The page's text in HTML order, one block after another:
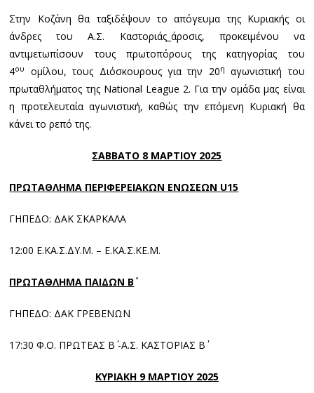
Στην Κοζάνη θα ταξιδέψουν το απόγευμα της Κυριακής οι
άνδρες του Α.Σ. Καστοριάς_άροσις, προκειμένου να
αντιμετωπίσουν τους πρωτοπόρους της κατηγορίας του
4ου ομίλου, τους Διόσκουρους για την 20η
αγωνιστική του
πρωταθλήματος της National League 2. Για την ομάδα μας είναι
η προτελευταία αγωνιστική, καθώς την επόμενη Κυριακή θα
κάνει το ρεπό της.
ΣΑΒΒΑΤΟ 8 ΜΑΡΤΙΟΥ 2025
ΠΡΩΤΑΘΛΗΜΑ ΠΕΡΙΦΕΡΕΙΑΚΩΝ ΕΝΩΣΕΩΝ U15
ΓΗΠΕΔΟ: ΔΑΚ ΣΚΑΡΚΑΛΑ
12:00 Ε.ΚΑ.Σ.ΔΥ.Μ. – Ε.ΚΑ.Σ.ΚΕ.Μ.
ΠΡΩΤΑΘΛΗΜΑ ΠΑΙΔΩΝ Β΄
ΓΗΠΕΔΟ: ΔΑΚ ΓΡΕΒΕΝΩΝ
17:30 Φ.Ο. ΠΡΩΤΕΑΣ Β΄ -Α.Σ. ΚΑΣΤΟΡΙΑΣ Β΄
ΚΥΡΙΑΚΗ 9 ΜΑΡΤΙΟΥ 2025